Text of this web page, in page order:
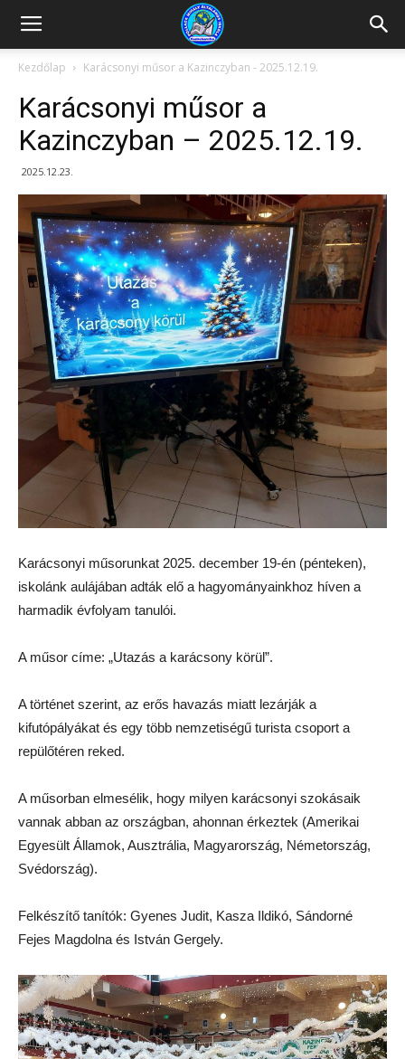
Kazincbarcikai
Pollack
Mihály
Általános
Kezdőlap Karácsonyi műsor a Kazinczyban - 2025.12.19.
Karácsonyi műsor a
Kazinczyban – 2025.12.19.
2025.12.23.
Karácsonyi műsorunkat 2025. december 19-én (pénteken),
iskolánk aulájában adták elő a hagyományainkhoz híven a
harmadik évfolyam tanulói.
A műsor címe: „Utazás a karácsony körül”.
A történet szerint, az erős havazás miatt lezárják a
kifutópályákat és egy több nemzetiségű turista csoport a
repülőtéren reked.
A műsorban elmesélik, hogy milyen karácsonyi szokásaik
vannak abban az országban, ahonnan érkeztek (Amerikai
Egyesült Államok, Ausztrália, Magyarország, Németország,
Svédország).
Felkészítő tanítók: Gyenes Judit, Kasza Ildikó, Sándorné
Fejes Magdolna és István Gergely.